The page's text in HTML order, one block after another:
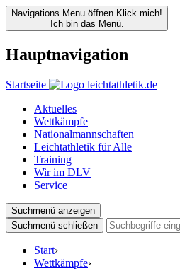
Navigations Menu öffnen Klick mich!
Ich bin das Menü.
Hauptnavigation
Startseite
Aktuelles
Wettkämpfe
Nationalmannschaften
Leichtathletik für Alle
Training
Wir im DLV
Service
Suchmenü anzeigen
Suchmenü schließen
Start›
Wettkämpfe›